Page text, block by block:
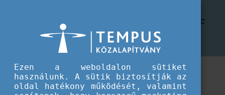
Mit jelent a traffic sheet-en az A és F
betű a hónapszámok alatt?
A = awarded
F = free
Ezen a weboldalon sütiket
használunk. A sütik biztosítják az
oldal hatékony működését, valamint